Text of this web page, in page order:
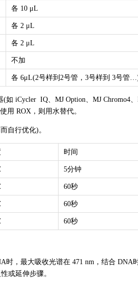
各 10 μL
各 2 μL
各 2 μL
不加
各 6μL(2号样到2号管，3号样到 3号管
如 iCycler IQ、MJ Option、MJ Chromo4
用 ROX，则用水替代。
自行优化)。
时间
5分钟
60秒
60秒
60秒
时，最大吸收光谱在 471 nm，结合 DNA
或延伸步骤。